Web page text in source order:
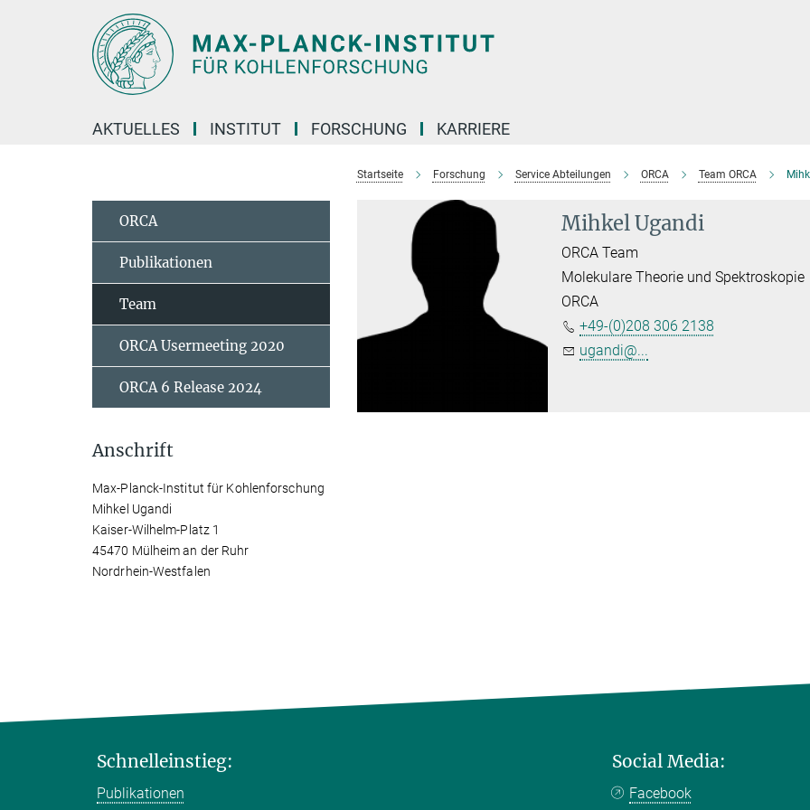
AKTUELLES INSTITUT FORSCHUNG KARRIERE
Startseite Forschung Service Abteilungen ORCA Team ORCA
Mihkel Ugandi
ORCA Team
Molekulare Theorie und Spektroskopie
ORCA
+49-(0)208 306 2138
ugandi@...
ORCA
Publikationen
Team
ORCA Usermeeting 2020
ORCA 6 Release 2024
Anschrift
Max-Planck-Institut für Kohlenforschung
Mihkel Ugandi
Kaiser-Wilhelm-Platz 1
45470 Mülheim an der Ruhr
Nordrhein-Westfalen
Schnelleinstieg:
Publikationen
Social Media:
Facebook